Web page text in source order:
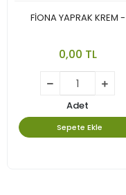
FİONA GRİ POLIP -ÇÖKME
0,00 TL
Adet
Sepete Ekle